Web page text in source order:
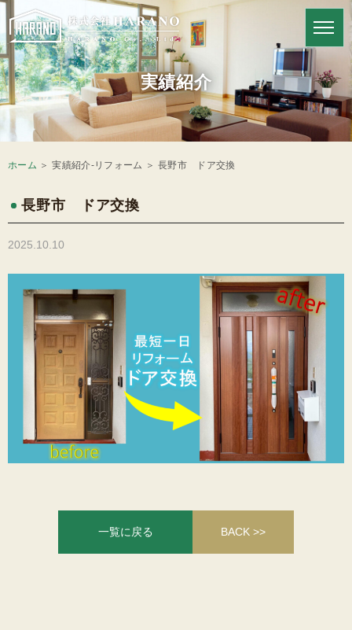
HARANOの強み
実績紹介
ホーム ＞ 実績紹介-リフォーム ＞ 長野市 ドア交換
長野市 ドア交換
2025.10.10
一覧に戻る BACK >>